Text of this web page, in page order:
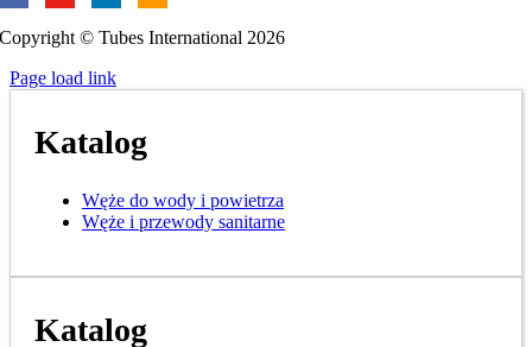
Copyright © Tubes International 2026
Page load link
Katalog
Węże do wody i powietrza
Węże i przewody sanitarne
Katalog